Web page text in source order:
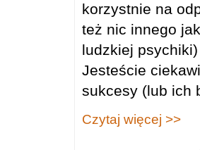
korzystnie na
też nic innego
ludzkiej
Jesteście
sukcesy (lub ich
Czytaj więcej >>